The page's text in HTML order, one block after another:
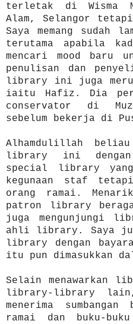
terletak di Wisma
Alam, Selangor
Saya memang sudah
terutama apabila
mencari mood baru
penulisan dan
library ini juga
iaitu Hafiz. Dia
conservator di
sebelum bekerja di
Alhamdulillah beliau
library ini
special library
kegunaan staf
orang ramai.
patron library
juga mengunjungi
ahli library. Saya
library dengan
itu pun dimasukkan
Selain menawarkan
library-library
menerima
ramai dan buku-